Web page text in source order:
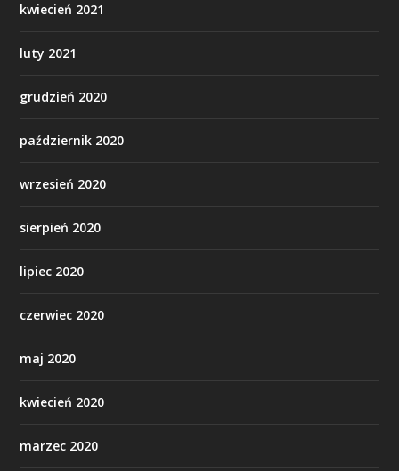
kwiecień 2021
luty 2021
grudzień 2020
październik 2020
wrzesień 2020
sierpień 2020
lipiec 2020
czerwiec 2020
maj 2020
kwiecień 2020
marzec 2020